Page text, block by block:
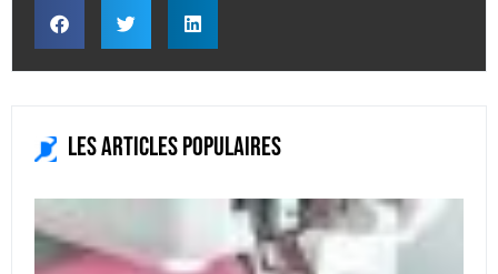
Les articles populaires